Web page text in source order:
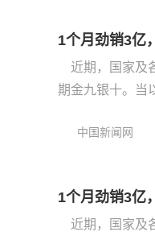
1个月劲销3亿
近期，国家及
期金九银十。当
中国新闻网
1个月劲销3亿
近期，国家及